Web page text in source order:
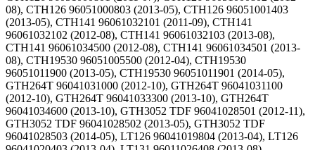
08), CTH126 96051000803 (2013-05), CTH126 96051001403
(2013-05), CTH141 96061032101 (2011-09), CTH141
96061032102 (2012-08), CTH141 96061032103 (2013-08),
CTH141 96061034500 (2012-08), CTH141 96061034501 (2013-
08), CTH19530 96051005500 (2012-04), CTH19530
96051011900 (2013-05), CTH19530 96051011901 (2014-05),
GTH264T 96041031000 (2012-10), GTH264T 96041031100
(2012-10), GTH264T 96041033300 (2013-10), GTH264T
96041034600 (2013-10), GTH3052 TDF 96041028501 (2012-11),
GTH3052 TDF 96041028502 (2013-05), GTH3052 TDF
96041028503 (2014-05), LT126 96041019804 (2013-04), LT126